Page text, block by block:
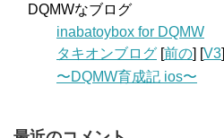
DQMWなブログ
inabatoybox for DQMW
タキオンブログ [前の] [V3]
〜DQMW育成記 ios〜